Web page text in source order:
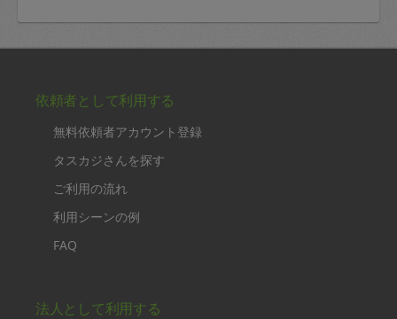
依頼者として利用する
無料依頼者アカウント登録
タスカジさんを探す
ご利用の流れ
利用シーンの例
FAQ
法人として利用する